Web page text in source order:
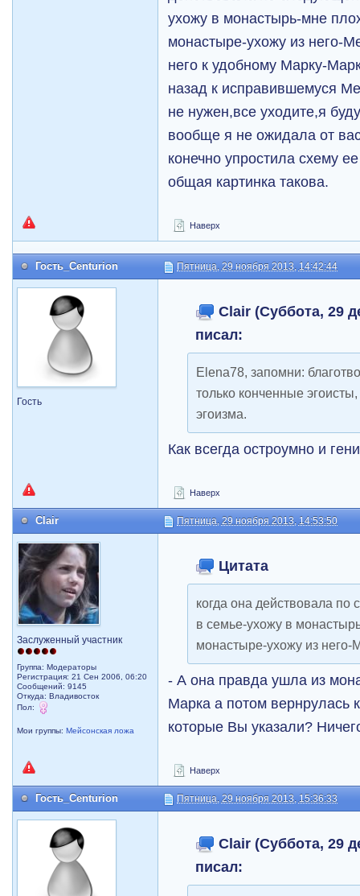
ухожу в монастырь-мне
монастыре-ухожу из него-
него к удобному Марку-
назад к исправившемуся
не нужен,все уходите,я
вообще я не ожидала от
конечно упростила схему
общая картинка такова.
Наверх
Гость_Centurion Пятница, 29 ноября 2013, 14:42:44
Гость
Clair (Суббота, 29
писал:
Elena78, запомни:
только конченные
эгоизма.
Как всегда остроумно и
Наверх
Clair Пятница, 29 ноября 2013, 14:53:50
Заслуженный участник
Группа: Модераторы
Регистрация: 21 Сен 2006, 06:20
Сообщений: 9145
Откуда: Владивосток
Пол:
Мои группы:Мейсонская ложа
Цитата
когда она действовала
в семье-ухожу в
монастыре-ухожу из
- А она правда ушла из
Марка а потом вернрулась
которые Вы указали?
Наверх
Гость_Centurion Пятница, 29 ноября 2013, 15:36:33
Clair (Суббота, 29
писал: